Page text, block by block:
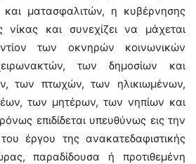
ματασφαλιτών, η κυβέρνησης
νίκας και συνεχίζει να μάχεται
των οκνηρών κοινωνικών
των δημοσίων και
των πτωχών, των ηλικιωμένων,
των μητέρων, των νηπίων και
επιδίδεται υπευθύνως εις την
έργου της ανακατεδαφιστικής
παραδίδουσα ή προτιθεμένη